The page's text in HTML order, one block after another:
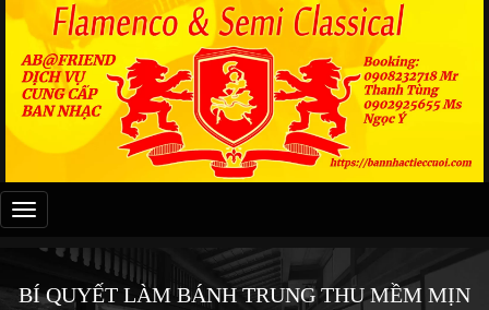
Đây
là
menu
BÍ QUYẾT LÀM BÁNH TRUNG THU MỀM MỊN